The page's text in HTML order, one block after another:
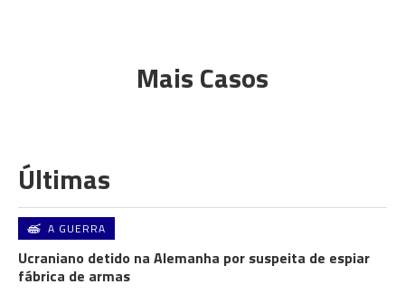
Mais Casos
Últimas
A GUERRA
Ucraniano detido na Alemanha por suspeita de espiar
fábrica de armas